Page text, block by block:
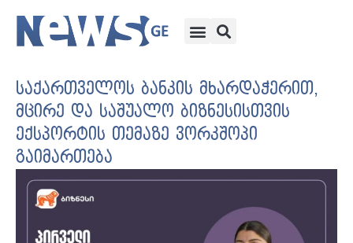
საქართველოს ბანკის მხარდაჭერით,
მცირე და საშუალო ბიზნესისთვის
ექსპორტის თემაზე ვორკშოპი
გაიმართება